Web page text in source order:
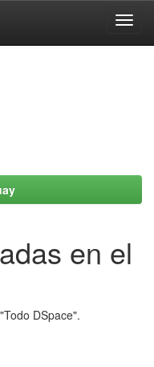
en el
DSpace".